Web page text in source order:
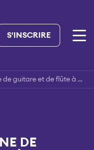
S'INSCRIRE
Audition commune de guitare et de flûte à bec
DE